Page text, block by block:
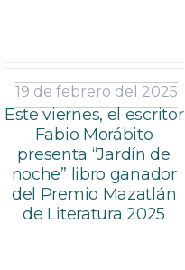
19 de febrero del 2025
Este viernes, el escritor
Fabio Morábito
presenta “Jardín de
noche” libro ganador
del Premio Mazatlán
de Literatura 2025